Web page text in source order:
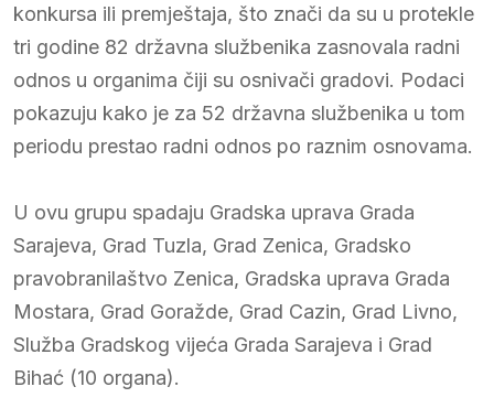
konkursa ili premještaja, što znači da su u protekle
tri godine 82 državna službenika zasnovala radni
odnos u organima čiji su osnivači gradovi. Podaci
pokazuju kako je za 52 državna službenika u tom
periodu prestao radni odnos po raznim osnovama.
U ovu grupu spadaju Gradska uprava Grada
Sarajeva, Grad Tuzla, Grad Zenica, Gradsko
pravobranilaštvo Zenica, Gradska uprava Grada
Mostara, Grad Goražde, Grad Cazin, Grad Livno,
Služba Gradskog vijeća Grada Sarajeva i Grad
Bihać (10 organa).